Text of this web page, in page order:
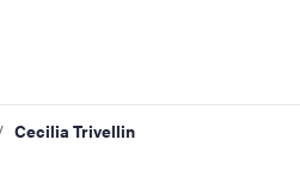
Cecilia Trivellin